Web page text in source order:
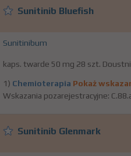
Sunitinib Bluefish
Sunitinibum
kaps. twarde 50 mg 28 szt.
1) Chemioterapia Pokaż
Wskazania pozarejestracyjne:
Sunitinib Glenmark